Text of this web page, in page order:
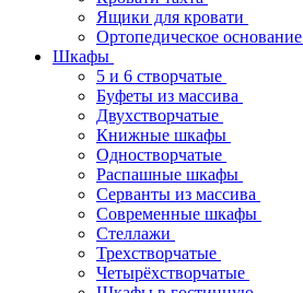
Ящики для кровати
Ортопедическое основание
Шкафы
5 и 6 створчатые
Буфеты из массива
Двухстворчатые
Книжные шкафы
Одностворчатые
Распашные шкафы
Серванты из массива
Современные шкафы
Стеллажи
Трехстворчатые
Четырёхстворчатые